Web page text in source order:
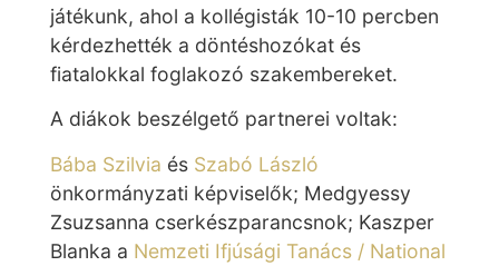
játékunk, ahol a kollégisták 10-10 percben
kérdezhették a döntéshozókat és
fiatalokkal foglakozó szakembereket.
A diákok beszélgető partnerei voltak:
Bába Szilvia és Szabó László
önkormányzati képviselők; Medgyessy
Zsuzsanna cserkészparancsnok; Kaszper
Blanka a Nemzeti Ifjúsági Tanács / National